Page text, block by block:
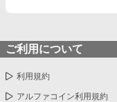
ご利用について
利用規約
アルファコイン利用規約